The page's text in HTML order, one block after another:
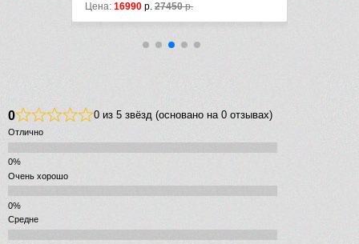
Цена:
0 0 из 5 звёзд (основано на 0 отзывах)
Отлично
Очень хорошо
Средне